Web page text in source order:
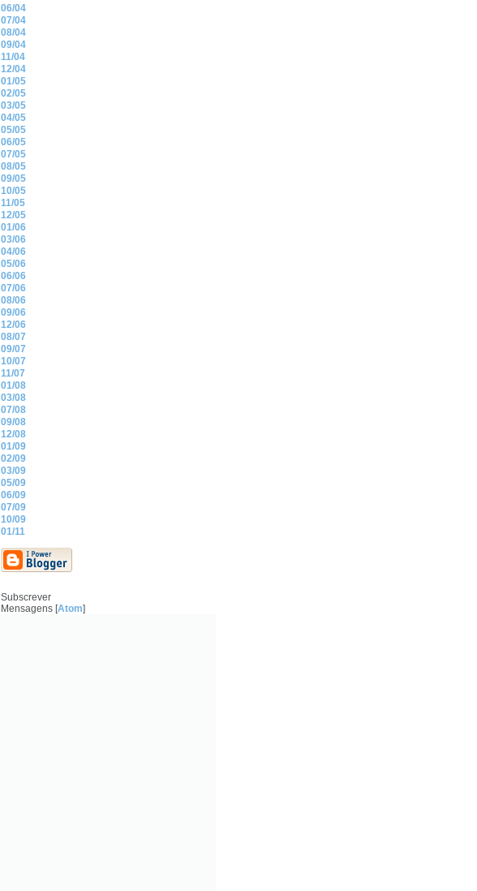
06/04
07/04
08/04
09/04
11/04
12/04
01/05
02/05
03/05
04/05
05/05
06/05
07/05
08/05
09/05
10/05
11/05
12/05
01/06
03/06
04/06
05/06
06/06
07/06
08/06
09/06
12/06
08/07
09/07
10/07
11/07
01/08
03/08
07/08
09/08
12/08
01/09
02/09
03/09
05/09
06/09
07/09
10/09
01/11
Subscrever
Mensagens [Atom]